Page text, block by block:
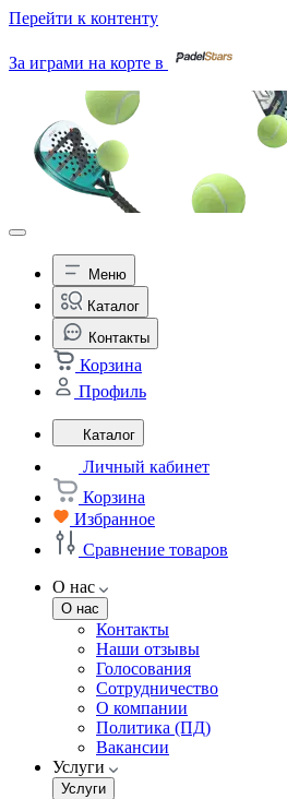
Перейти к контенту
За играми на корте в
Меню
Каталог
Контакты
Корзина
Профиль
Каталог
Личный кабинет
Корзина
Избранное
Сравнение товаров
О нас
О нас
Контакты
Наши отзывы
Голосования
Сотрудничество
О компании
Политика (ПД)
Вакансии
Услуги
Услуги